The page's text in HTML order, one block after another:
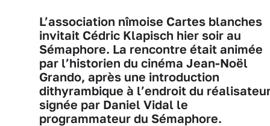
L’association nîmoise Cartes blanches
invitait Cédric Klapisch hier soir au
Sémaphore. La rencontre était animée
par l’historien du cinéma Jean-Noël
Grando, après une introduction
dithyrambique à l’endroit du
signée par Daniel Vidal le
programmateur du Sémaphore.